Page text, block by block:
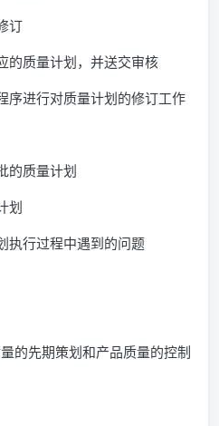
订
的质量计划，并送交审核
序进行对质量计划的修订工作
的质量计划
划
执行过程中遇到的问题
的先期策划和产品质量的控制